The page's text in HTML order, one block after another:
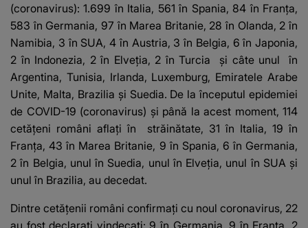
(coronavirus): 1.699 în Italia, 561 în Spania, 84 în Franţa,
583 în Germania, 97 în Marea Britanie, 28 în Olanda, 2 în
Namibia, 3 în SUA, 4 în Austria, 3 în Belgia, 6 în Japonia,
2 în Indonezia, 2 în Elveţia, 2 în Turcia şi câte unul în
Argentina, Tunisia, Irlanda, Luxemburg, Emiratele Arabe
Unite, Malta, Brazilia şi Suedia. De la începutul epidemiei
de COVID-19 (coronavirus) şi până la acest moment, 114
cetăţeni români aflaţi în străinătate, 31 în Italia, 19 în
Franţa, 43 în Marea Britanie, 9 în Spania, 6 în Germania,
2 în Belgia, unul în Suedia, unul în Elveţia, unul în SUA şi
unul în Brazilia, au decedat.
Dintre cetăţenii români confirmaţi cu noul coronavirus, 22
au fost declaraţi vindecaţi: 9 în Germania, 9 în Franţa, 2